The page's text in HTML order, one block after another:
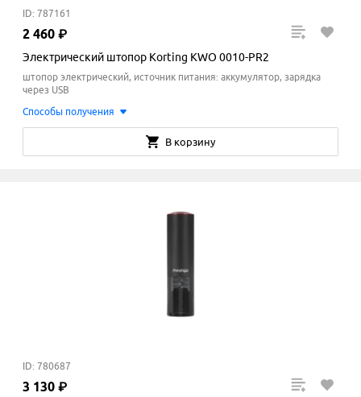
ID: 787161
2 460 ₽
Электрический штопор Korting KWO 0010-PR2
штопор электрический, источник питания: аккумулятор, зарядка
через USB
Способы получения
В корзину
ID: 780687
3 130 ₽